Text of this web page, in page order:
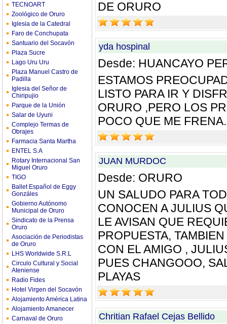
TECNOART
Zoológico de Oruro
Iglesia de la Catedral
Faro de Conchupata
Santuario del Socavón
Plaza Sucre
Lago Uru Uru
Plaza Manuel Castro de
Padilla
Iglesia del Señor de
Chiripujio
Parque de la Unión
Salar de Uyuni
Complejo Termas de
Obrajes
Farmacia Santa Martha
ENTEL S.A
Rotary Internacional San
Miguel Oruro
TIGO
Ballet Español de Eggy
Gonzáles
Gobierno Autónomo
Municipal de Oruro
Sindicato de la Prensa
Oruro
Asociación de Periodistas
de Oruro
LHS Worldwide S.R.L
Circulo Cultural y Social
Ateniense
Radio Fides
Hotel Virgen del Socavón
Alojamiento América Latina
Alojamiento Amanecer
Carnaval de Oruro
DE ORURO
yda hospinal
Desde: HUANCAYO
ESTAMOS
LISTO PARA IR Y
ORURO ,PERO LOS
POCO QUE ME
JUAN MURDOC
Desde: ORURO
UN SALUDO PARA
CONOCEN A JULIUS
LE AVISAN QUE
PROPUESTA,
CON EL AMIGO ,
PUES CHANGOOO,
PLAYAS
Chritian Rafael Cejas Bellido